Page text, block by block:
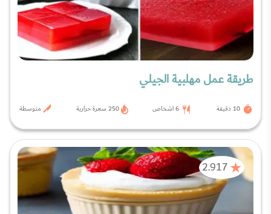
طريقة عمل مهلبية الجيلي
10 دقيقة 6 اشخاص 250 سعرة حرارية متوسطة
2.917